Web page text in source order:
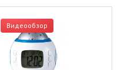
Видеообзор